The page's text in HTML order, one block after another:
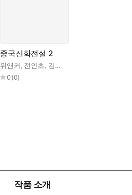
중국신화전설 2
위앤커, 전인초, 김선자
0(0)
작품 소개